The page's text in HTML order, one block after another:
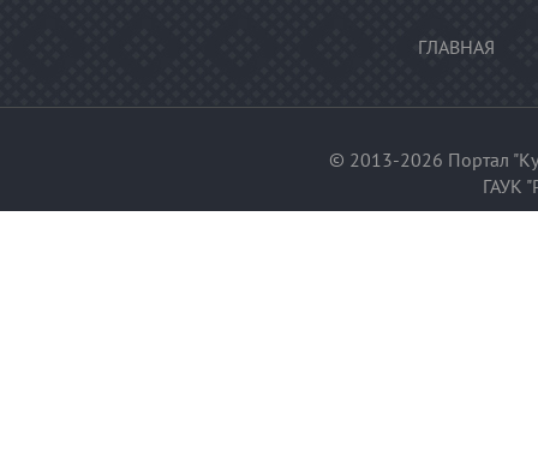
ГЛАВНАЯ
© 2013-2026 Портал
ГАУК